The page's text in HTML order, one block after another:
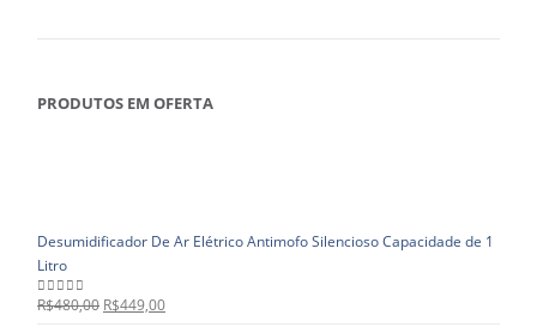
PRODUTOS EM OFERTA
Desumidificador De Ar Elétrico Antimofo Silencioso Capacidade de 1
Litro
0out of 5
R$480,00 R$449,00